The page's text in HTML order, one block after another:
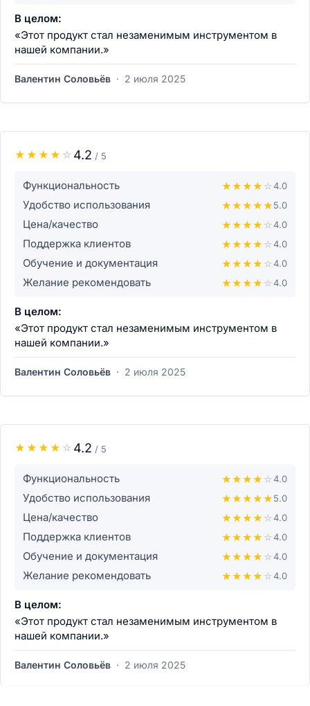
В целом:
«Этот продукт стал незаменимым инструментом в
нашей компании.»
Валентин Соловьёв · 2 июля 2025
★ ★ ★ ★ ☆ 4.2 / 5
Функциональность ★★★★ ☆4.0
Удобство использования ★★★★★5.0
Цена/качество ★★★★ ☆4.0
Поддержка клиентов ★★★★ ☆4.0
Обучение и документация ★★★★ ☆4.0
Желание рекомендовать ★★★★ ☆4.0
В целом:
«Этот продукт стал незаменимым инструментом в
нашей компании.»
Валентин Соловьёв · 2 июля 2025
★ ★ ★ ★ ☆ 4.2 / 5
Функциональность ★★★★ ☆4.0
Удобство использования ★★★★★5.0
Цена/качество ★★★★ ☆4.0
Поддержка клиентов ★★★★ ☆4.0
Обучение и документация ★★★★ ☆4.0
Желание рекомендовать ★★★★ ☆4.0
В целом:
«Этот продукт стал незаменимым инструментом в
нашей компании.»
Валентин Соловьёв · 2 июля 2025